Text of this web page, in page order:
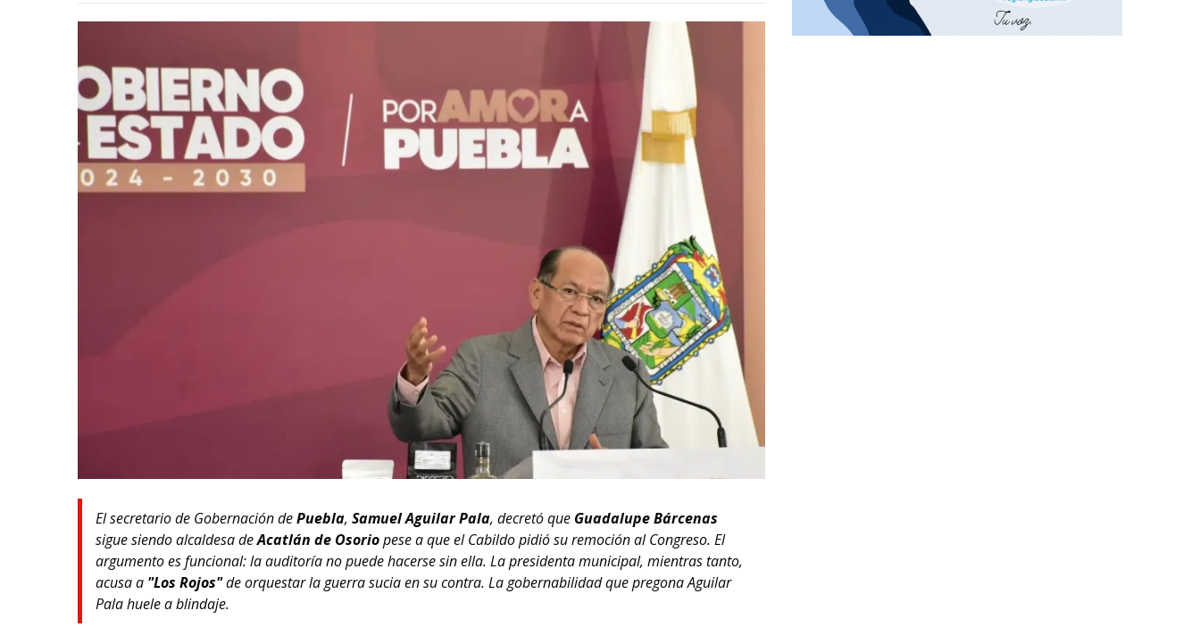
El secretario de Gobernación dePuebla, Samuel Aguilar Pala, decretó que Guadalupe Bárcenas
sigue siendo alcaldesa deAcatlán de Osoriopese a que el Cabildo pidió su remoción al Congreso. El
argumento es funcional: la auditoría no puede hacerse sin ella. La presidenta municipal, mientras tanto,
acusa a "Los Rojos"de orquestar la guerra sucia en su contra. La gobernabilidad que pregona Aguilar
Pala huele a blindaje.